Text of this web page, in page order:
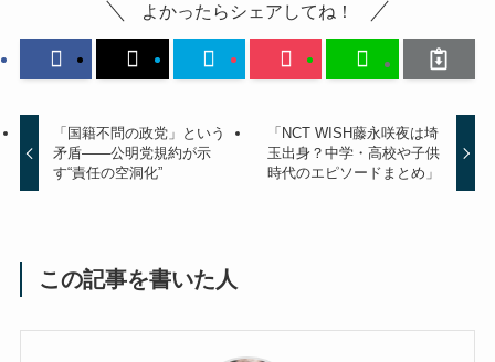
よかったらシェアしてね！
「国籍不問の政党」という
矛盾——公明党規約が示
す“責任の空洞化”
「NCT WISH藤永咲夜は埼
玉出身？中学・高校や子供
時代のエピソードまとめ」
この記事を書いた人